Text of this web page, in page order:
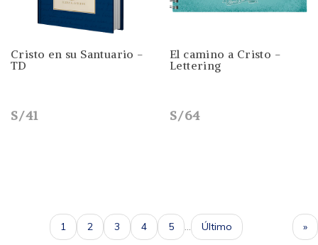
Cristo en su Santuario -
TD
S/41
El camino a Cristo -
Lettering
S/64
1 2 3 4 5 »
Último